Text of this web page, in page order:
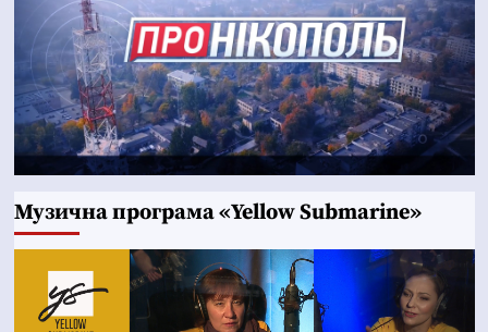
Музична програма «Yellow Submarine»